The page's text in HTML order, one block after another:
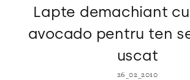
Lapte demachiant
avocado pentru ten
uscat
26_02_2010